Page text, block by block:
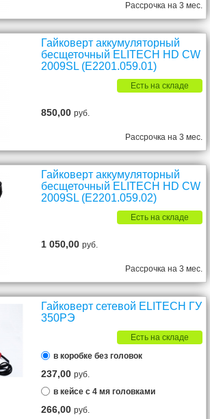
Рассрочка на 3 мес.
Гайковерт аккумуляторный
бесщеточный ELITECH HD CW
2009SL (E2201.059.01)
Есть на складе
850,00руб.
Рассрочка на 3 мес.
Гайковерт аккумуляторный
бесщеточный ELITECH HD CW
2009SL (E2201.059.02)
Есть на складе
1 050,00руб.
Рассрочка на 3 мес.
Гайковерт сетевой ELITECH ГУ
350РЭ
Есть на складе
в коробке без головок
237,00руб.
в кейсе с 4 мя головками
266,00руб.